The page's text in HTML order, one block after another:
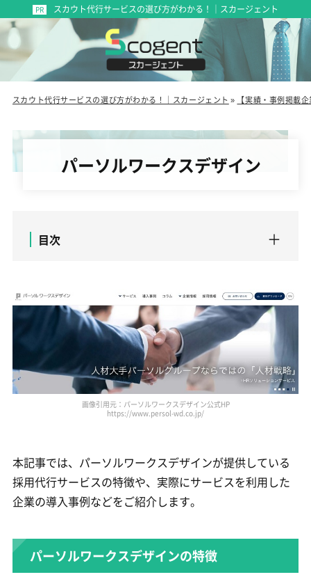
スカウト代行サービスの選び方がわかる！｜スカージェント
スカウト代行サービスの選び方がわかる！｜スカージェント » 【実績・事例掲載
パーソルワークスデザイン
目次
画像引用元：パーソルワークスデザイン公式HP
https://www.persol-wd.co.jp/
本記事では、パーソルワークスデザインが提供している
採用代行サービスの特徴や、実際にサービスを利用した
企業の導入事例などをご紹介します。
パーソルワークスデザインの特徴